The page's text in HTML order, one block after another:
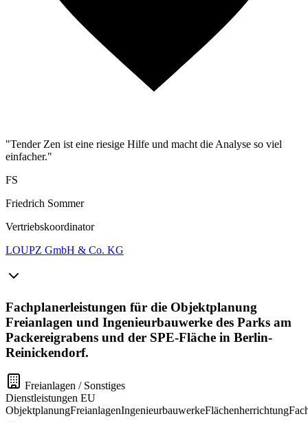
"Tender Zen ist eine riesige Hilfe und macht die Analyse so viel
einfacher."
FS
Friedrich Sommer
Vertriebskoordinator
LOUPZ GmbH & Co. KG
Fachplanerleistungen für die Objektplanung
Freianlagen und Ingenieurbauwerke des Parks am
Packereigrabens und der SPE-Fläche in Berlin-
Reinickendorf.
Freianlagen / Sonstiges
Dienstleistungen EU
ObjektplanungFreianlagenIngenieurbauwerkeFlächenherrichtung